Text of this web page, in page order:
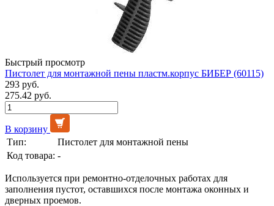
Быстрый просмотр
Пистолет для монтажной пены пластм.корпус БИБЕР (60115)
293 руб.
275.42 руб.
В корзину
Тип:
Пистолет для монтажной пены
Код товара: -
Используется при ремонтно-отделочных работах для
заполнения пустот, оставшихся после монтажа оконных и
дверных проемов.